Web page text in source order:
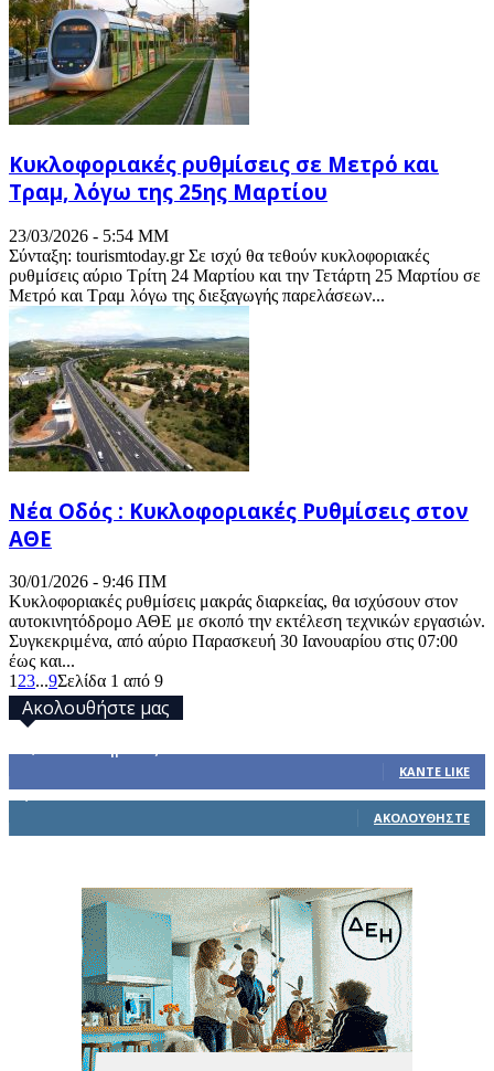
Κυκλοφοριακές ρυθμίσεις σε Μετρό και
Τραμ, λόγω της 25ης Μαρτίου
23/03/2026 - 5:54 ΜΜ
Σύνταξη: tourismtoday.gr Σε ισχύ θα τεθούν κυκλοφοριακές
ρυθμίσεις αύριο Τρίτη 24 Μαρτίου και την Τετάρτη 25 Μαρτίου σε
Μετρό και Τραμ λόγω της διεξαγωγής παρελάσεων...
Νέα Οδός : Κυκλοφοριακές Ρυθμίσεις στον
ΑΘΕ
30/01/2026 - 9:46 ΠΜ
Κυκλοφοριακές ρυθμίσεις μακράς διαρκείας, θα ισχύσουν στον
αυτοκινητόδρομο ΑΘΕ με σκοπό την εκτέλεση τεχνικών εργασιών.
Συγκεκριμένα, από αύριο Παρασκευή 30 Ιανουαρίου στις 07:00
έως και...
1 23...9Σελίδα 1 από 9
Ακολουθήστε μας
ΚΆΝΤΕ LIKE
ΑΚΟΛΟΥΘΉΣΤΕ